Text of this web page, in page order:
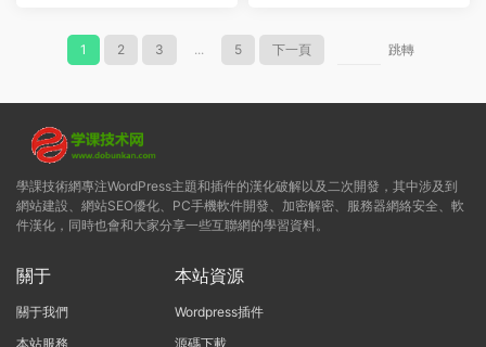
1 2 3 ... 5 下一頁 跳轉
學課技術網專注WordPress主題和插件的漢化破解以及二次開發，其中涉及到
網站建設、網站SEO優化、PC手機軟件開發、加密解密、服務器網絡安全、軟
件漢化，同時也會和大家分享一些互聯網的學習資料。
關于
關于我們
本站服務
本站資源
Wordpress插件
源碼下載